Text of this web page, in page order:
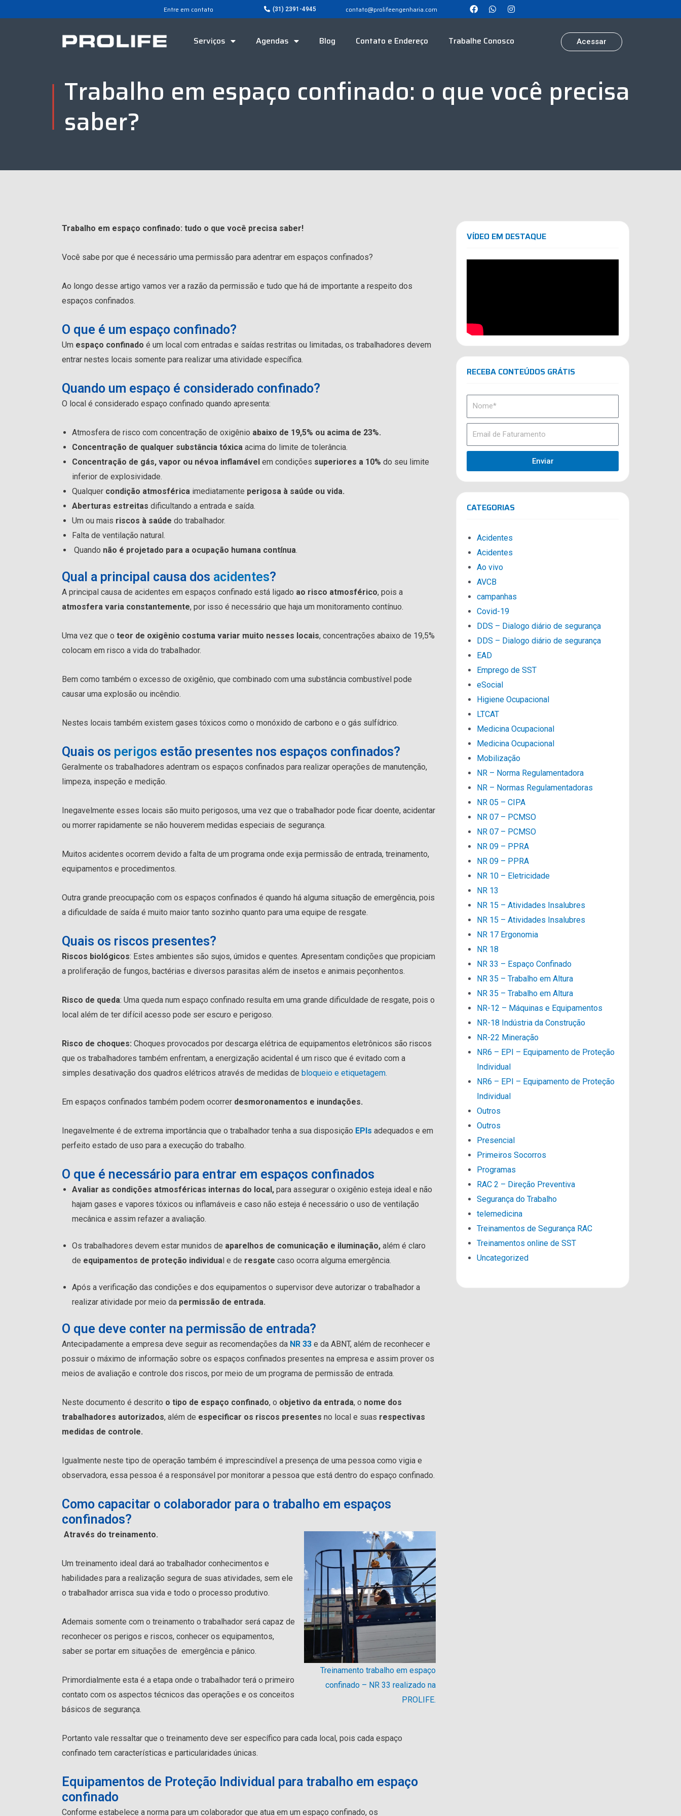
Entre em contato (31) 2391-4945 contato@prolifeengenharia.com
Serviços Agendas Blog Contato e Endereço Trabalhe Conosco Acessar
Trabalho em espaço confinado: o que você precisa
saber?
Trabalho em espaço confinado: tudo o que você precisa saber!
Você sabe por que é necessário uma permissão para adentrar em espaços confinados?
Ao longo desse artigo vamos ver a razão da permissão e tudo que há de importante a respeito dos
espaços confinados.
O que é um espaço confinado?
Um espaço confinado é um local com entradas e saídas restritas ou limitadas, os trabalhadores devem
entrar nestes locais somente para realizar uma atividade específica.
Quando um espaço é considerado confinado?
O local é considerado espaço confinado quando apresenta:
Atmosfera de risco com concentração de oxigênio abaixo de 19,5% ou acima de 23%.
Concentração de qualquer substância tóxica acima do limite de tolerância.
Concentração de gás, vapor ou névoa inflamável em condições superiores a 10% do seu limite
inferior de explosividade.
Qualquer condição atmosférica imediatamente perigosa à saúde ou vida.
Aberturas estreitas dificultando a entrada e saída.
Um ou mais riscos à saúde do trabalhador.
Falta de ventilação natural.
Quando não é projetado para a ocupação humana contínua.
Qual a principal causa dos acidentes?
A principal causa de acidentes em espaços confinado está ligado ao risco atmosférico, pois a
atmosfera varia constantemente, por isso é necessário que haja um monitoramento contínuo.
Uma vez que o teor de oxigênio costuma variar muito nesses locais, concentrações abaixo de 19,5%
colocam em risco a vida do trabalhador.
Bem como também o excesso de oxigênio, que combinado com uma substância combustível pode
causar uma explosão ou incêndio.
Nestes locais também existem gases tóxicos como o monóxido de carbono e o gás sulfídrico.
Quais os perigos estão presentes nos espaços confinados?
Geralmente os trabalhadores adentram os espaços confinados para realizar operações de manutenção,
limpeza, inspeção e medição.
Inegavelmente esses locais são muito perigosos, uma vez que o trabalhador pode ficar doente, acidentar
ou morrer rapidamente se não houverem medidas especiais de segurança.
Muitos acidentes ocorrem devido a falta de um programa onde exija permissão de entrada, treinamento,
equipamentos e procedimentos.
Outra grande preocupação com os espaços confinados é quando há alguma situação de emergência, pois
a dificuldade de saída é muito maior tanto sozinho quanto para uma equipe de resgate.
Quais os riscos presentes?
Riscos biológicos: Estes ambientes são sujos, úmidos e quentes. Apresentam condições que propiciam
a proliferação de fungos, bactérias e diversos parasitas além de insetos e animais peçonhentos.
Risco de queda: Uma queda num espaço confinado resulta em uma grande dificuldade de resgate, pois o
local além de ter difícil acesso pode ser escuro e perigoso.
Risco de choques: Choques provocados por descarga elétrica de equipamentos eletrônicos são riscos
que os trabalhadores também enfrentam, a energização acidental é um risco que é evitado com a
simples desativação dos quadros elétricos através de medidas de bloqueio e etiquetagem.
Em espaços confinados também podem ocorrer desmoronamentos e inundações.
Inegavelmente é de extrema importância que o trabalhador tenha a sua disposição EPIs adequados e em
perfeito estado de uso para a execução do trabalho.
O que é necessário para entrar em espaços confinados
Avaliar as condições atmosféricas internas do local, para assegurar o oxigênio esteja ideal e não
hajam gases e vapores tóxicos ou inflamáveis e caso não esteja é necessário o uso de ventilação
mecânica e assim refazer a avaliação.
Os trabalhadores devem estar munidos de aparelhos de comunicação e iluminação, além é claro
de equipamentos de proteção individual e de resgate caso ocorra alguma emergência.
Após a verificação das condições e dos equipamentos o supervisor deve autorizar o trabalhador a
realizar atividade por meio da permissão de entrada.
O que deve conter na permissão de entrada?
Antecipadamente a empresa deve seguir as recomendações da NR 33 e da ABNT, além de reconhecer e
possuir o máximo de informação sobre os espaços confinados presentes na empresa e assim prover os
meios de avaliação e controle dos riscos, por meio de um programa de permissão de entrada.
Neste documento é descrito o tipo de espaço confinado, o objetivo da entrada, o nome dos
trabalhadores autorizados, além de especificar os riscos presentes no local e suas respectivas
medidas de controle.
Igualmente neste tipo de operação também é imprescindível a presença de uma pessoa como vigia e
observadora, essa pessoa é a responsável por monitorar a pessoa que está dentro do espaço confinado.
Como capacitar o colaborador para o trabalho em espaços
confinados?
Treinamento trabalho em espaço
confinado – NR 33 realizado na
PROLIFE.
Através do treinamento.
Um treinamento ideal dará ao trabalhador conhecimentos e
habilidades para a realização segura de suas atividades, sem ele
o trabalhador arrisca sua vida e todo o processo produtivo.
Ademais somente com o treinamento o trabalhador será capaz de
reconhecer os perigos e riscos, conhecer os equipamentos,
saber se portar em situações de emergência e pânico.
Primordialmente esta é a etapa onde o trabalhador terá o primeiro
contato com os aspectos técnicos das operações e os conceitos
básicos de segurança.
Portanto vale ressaltar que o treinamento deve ser específico para cada local, pois cada espaço
confinado tem características e particularidades únicas.
Equipamentos de Proteção Individual para trabalho em espaço
confinado
Conforme estabelece a norma para um colaborador que atua em um espaço confinado, os
VÍDEO EM DESTAQUE
RECEBA CONTEÚDOS GRÁTIS
Enviar
CATEGORIAS
Acidentes
Acidentes
Ao vivo
AVCB
campanhas
Covid-19
DDS – Dialogo diário de segurança
DDS – Dialogo diário de segurança
EAD
Emprego de SST
eSocial
Higiene Ocupacional
LTCAT
Medicina Ocupacional
Medicina Ocupacional
Mobilização
NR – Norma Regulamentadora
NR – Normas Regulamentadoras
NR 05 – CIPA
NR 07 – PCMSO
NR 07 – PCMSO
NR 09 – PPRA
NR 09 – PPRA
NR 10 – Eletricidade
NR 13
NR 15 – Atividades Insalubres
NR 15 – Atividades Insalubres
NR 17 Ergonomia
NR 18
NR 33 – Espaço Confinado
NR 35 – Trabalho em Altura
NR 35 – Trabalho em Altura
NR-12 – Máquinas e Equipamentos
NR-18 Indústria da Construção
NR-22 Mineração
NR6 – EPI – Equipamento de Proteção
Individual
NR6 – EPI – Equipamento de Proteção
Individual
Outros
Outros
Presencial
Primeiros Socorros
Programas
RAC 2 – Direção Preventiva
Segurança do Trabalho
telemedicina
Treinamentos de Segurança RAC
Treinamentos online de SST
Uncategorized